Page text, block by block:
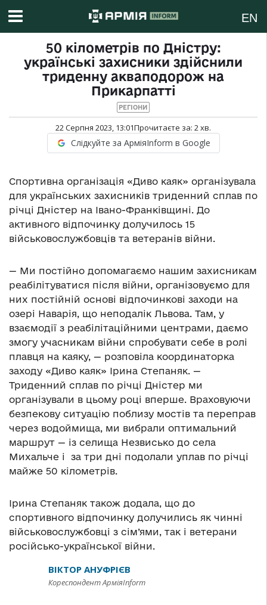
EN
50 кілометрів по Дністру:
українські захисники здійснили
триденну акваподорож на
Прикарпатті
РЕГІОНИ
22 Серпня 2023, 13:01Прочитаєте за: 2хв.
Слідкуйте за АрміяInform в Google
Спортивна організація «Диво каяк» організувала
для українських захисників триденний сплав по
річці Дністер на Івано-Франківщині. До
активного відпочинку долучилось 15
військовослужбовців та ветеранів війни.
— Ми постійно допомагаємо нашим захисникам
реабілітуватися після війни, організовуємо для
них постійній основі відпочинкові заходи на
озері Наварія, що неподалік Львова. Там, у
взаємодії з реабілітаційними центрами, даємо
змогу учасникам війни спробувати себе в ролі
плавця на каяку, — розповіла координаторка
заходу «Диво каяк» Ірина Степаняк. —
Триденний сплав по річці Дністер ми
організували в цьому році вперше. Враховуючи
безпекову ситуацію поблизу мостів та переправ
через водоймища, ми вибрали оптимальний
маршрут — із селища Незвисько до села
Михальче і за три дні подолали уплав по річці
майже 50 кілометрів.
Ірина Степаняк також додала, що до
спортивного відпочинку долучились як чинні
військовослужбовці з сім’ями, так і ветерани
російсько-української війни.
ВІКТОР АНУФРІЄВ
Кореспондент АрміяInform